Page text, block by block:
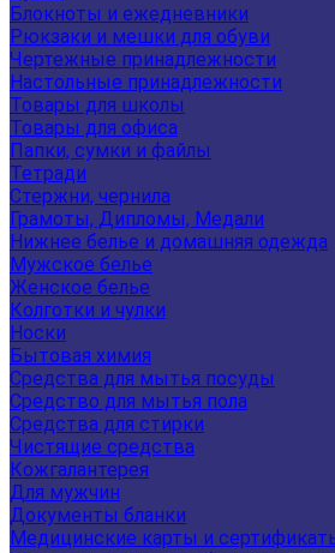
Блокноты и ежедневники
Рюкзаки и мешки для обуви
Чертежные принадлежности
Настольные принадлежности
Товары для школы
Товары для офиса
Папки, сумки и файлы
Тетради
Стержни, чернила
Грамоты, Дипломы, Медали
Нижнее белье и домашняя одежда
Мужское белье
Женское белье
Колготки и чулки
Носки
Бытовая химия
Средства для мытья посуды
Средство для мытья пола
Средства для стирки
Чистящие средства
Кожгалантерея
Для мужчин
Документы бланки
Медицинские карты и